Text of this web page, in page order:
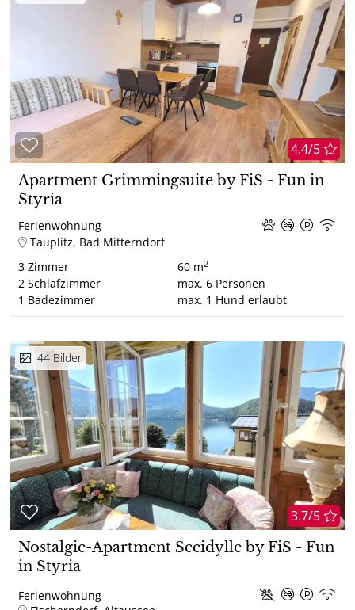
4.4/5
Apartment Grimmingsuite by FiS - Fun in
Styria
Ferienwohnung
Tauplitz, Bad Mitterndorf
3 Zimmer
2 Schlafzimmer
1 Badezimmer
60 m2
max. 6 Personen
max. 1 Hund erlaubt
3.7/5
44 Bilder
Nostalgie-Apartment Seeidylle by FiS - Fun
in Styria
Ferienwohnung